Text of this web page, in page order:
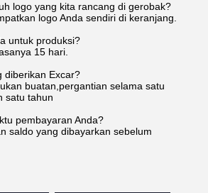
logo yang kita rancang di gerobak?
logo Anda sendiri di keranjang.
untuk produksi?
15 hari.
diberikan Excar?
buatan,pergantian selama satu
satu tahun
pembayaran Anda?
saldo yang dibayarkan sebelum